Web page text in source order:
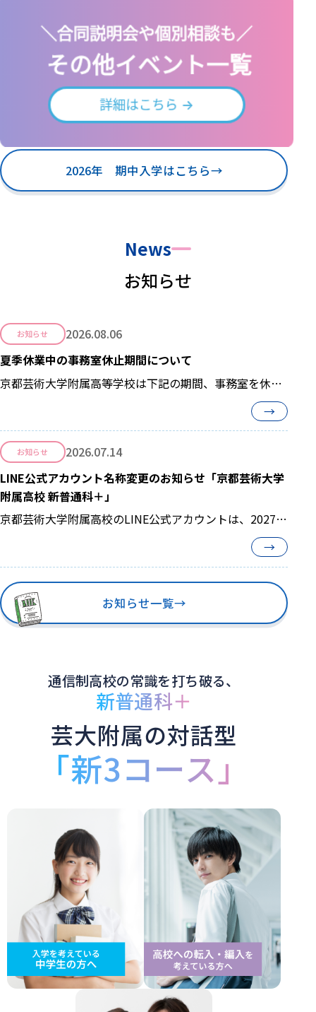
2026年 期中入学はこちら→
News
お知らせ
お知らせ
2026.08.06
夏季休業中の事務室休止期間について
京都芸術大学附属高等学校は下記の期間、事務室を休止
→
お知らせ
2026.07.14
LINE公式アカウント名称変更のお知らせ「京都芸術大学
附属高校 新普通科＋」
京都芸術大学附属高校のLINE公式アカウントは、2027年
→
お知らせ一覧→
通信制高校の常識を打ち破る、
新普通科＋
芸大附属の対話型
「新3コース」